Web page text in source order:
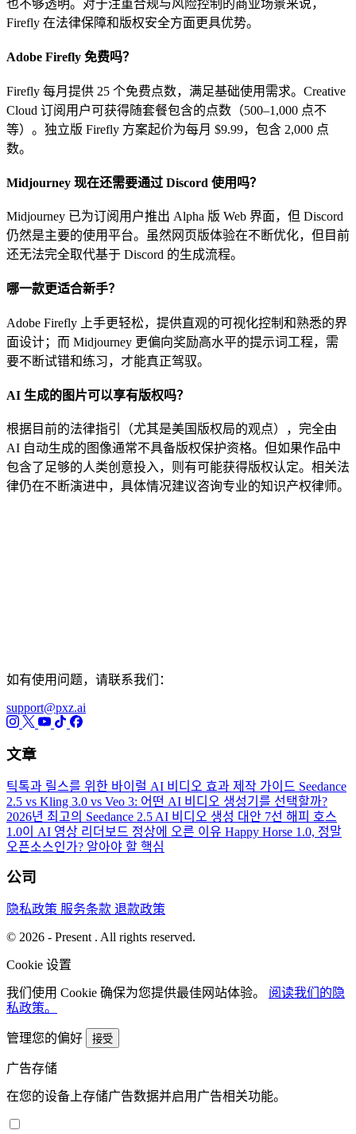
也不够透明。对于注重合规与风险控制的商业场景来说，
Firefly 在法律保障和版权安全方面更具优势。
Adobe Firefly 免费吗？
Firefly 每月提供 25 个免费点数，满足基础使用需求。Creative
Cloud 订阅用户可获得随套餐包含的点数（500–1,000 点不
等）。独立版 Firefly 方案起价为每月 $9.99，包含 2,000 点
数。
Midjourney 现在还需要通过 Discord 使用吗？
Midjourney 已为订阅用户推出 Alpha 版 Web 界面，但 Discord
仍然是主要的使用平台。虽然网页版体验在不断优化，但目前
还无法完全取代基于 Discord 的生成流程。
哪一款更适合新手？
Adobe Firefly 上手更轻松，提供直观的可视化控制和熟悉的界
面设计；而 Midjourney 更偏向奖励高水平的提示词工程，需
要不断试错和练习，才能真正驾驭。
AI 生成的图片可以享有版权吗？
根据目前的法律指引（尤其是美国版权局的观点），完全由
AI 自动生成的图像通常不具备版权保护资格。但如果作品中
包含了足够的人类创意投入，则有可能获得版权认定。相关法
律仍在不断演进中，具体情况建议咨询专业的知识产权律师。
如有使用问题，请联系我们：
support@pxz.ai
文章
틱톡과 릴스를 위한 바이럴 AI 비디오 효과 제작 가이드 Seedance
2.5 vs Kling 3.0 vs Veo 3: 어떤 AI 비디오 생성기를 선택할까?
2026년 최고의 Seedance 2.5 AI 비디오 생성 대안 7선 해피 호스
1.0이 AI 영상 리더보드 정상에 오른 이유 Happy Horse 1.0, 정말
오픈소스인가? 알아야 할 핵심
公司
隐私政策 服务条款 退款政策
© 2026 - Present . All rights reserved.
Cookie 设置
我们使用 Cookie 确保为您提供最佳网站体验。 阅读我们的隐
私政策。
管理您的偏好 接受
广告存储
在您的设备上存储广告数据并启用广告相关功能。